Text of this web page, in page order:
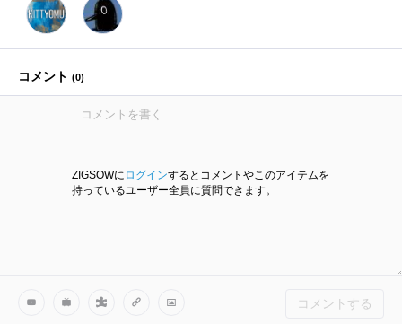
コメント (0)
ZIGSOWに ログインするとコメントやこのアイテムを
持っているユーザー全員に質問できます。
コメントする